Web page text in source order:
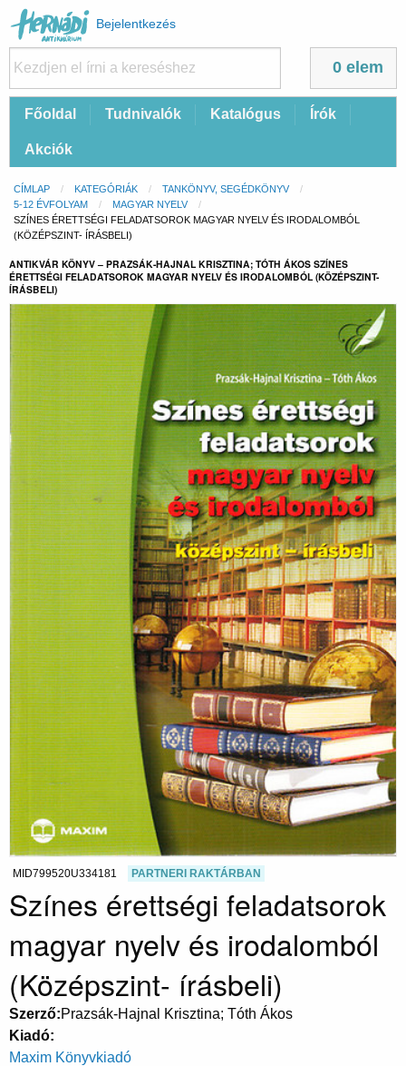
Felhasználói
fiók
menüje
Bejelentkezés
0 elem
FőFőoldal Tudnivalók Katalógus Írók
Akciók
Morzsa
CÍMLAP KATEGÓRIÁK
TANKÖNYV, SEGÉDKÖNYV
5-12 ÉVFOLYAM
MAGYAR NYELV
CURRENT:
SZÍNES ÉRETTSÉGI FELADATSOROK MAGYAR NYELV ÉS IRODALOMBÓL
(KÖZÉPSZINT- ÍRÁSBELI)
ANTIKVÁR KÖNYV – PRAZSÁK-HAJNAL KRISZTINA; TÓTH ÁKOS SZÍNES
ÉRETTSÉGI FELADATSOROK MAGYAR NYELV ÉS IRODALOMBÓL (KÖZÉPSZINT-
ÍRÁSBELI)
MID799520U334181 PARTNERI RAKTÁRBAN
Színes érettségi feladatsorok
magyar nyelv és irodalomból
(Középszint- írásbeli)
Szerző Prazsák-Hajnal Krisztina; Tóth Ákos
Kiadó
Maxim Könyvkiadó